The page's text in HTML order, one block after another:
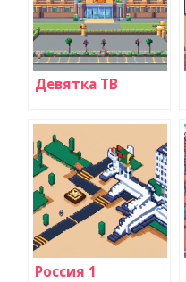
Девятка ТВ
Россия 1